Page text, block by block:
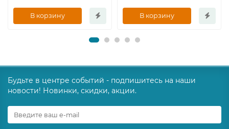
В корзину В корзину
Будьте в центре событий - подпишитесь на наши
новости! Новинки, скидки, акции.